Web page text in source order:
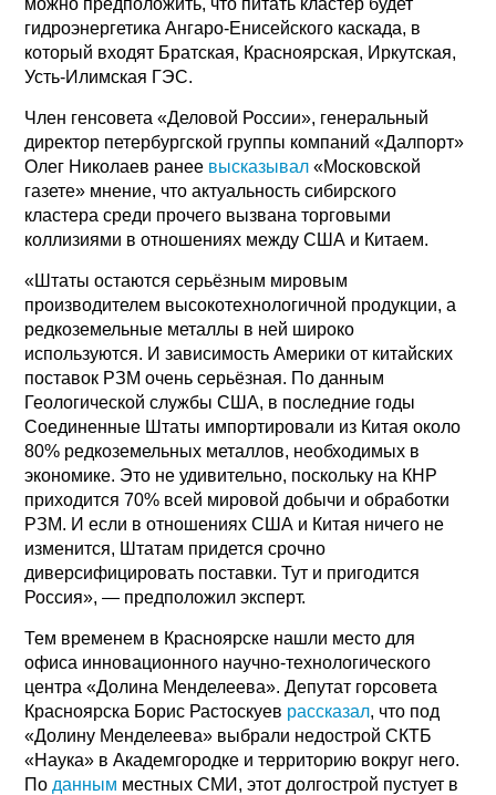
гидроэнергетика Ангаро-Енисейского каскада, в
который входят Братская, Красноярская, Иркутская,
Усть-Илимская ГЭС.
Член генсовета «Деловой России», генеральный
директор петербургской группы компаний «Далпорт»
Олег Николаев ранее высказывал «Московской
газете» мнение, что актуальность сибирского
кластера среди прочего вызвана торговыми
коллизиями в отношениях между США и Китаем.
«Штаты остаются серьёзным мировым
производителем высокотехнологичной продукции, а
редкоземельные металлы в ней широко
используются. И зависимость Америки от китайских
поставок РЗМ очень серьёзная. По данным
Геологической службы США, в последние годы
Соединенные Штаты импортировали из Китая около
80% редкоземельных металлов, необходимых в
экономике. Это не удивительно, поскольку на КНР
приходится 70% всей мировой добычи и обработки
РЗМ. И если в отношениях США и Китая ничего не
изменится, Штатам придется срочно
диверсифицировать поставки. Тут и пригодится
Россия», — предположил эксперт.
Тем временем в Красноярске нашли место для
офиса инновационного научно-технологического
центра «Долина Менделеева». Депутат горсовета
Красноярска Борис Растоскуев рассказал, что под
«Долину Менделеева» выбрали недострой СКТБ
«Наука» в Академгородке и территорию вокруг него.
По данным местных СМИ, этот долгострой пустует в